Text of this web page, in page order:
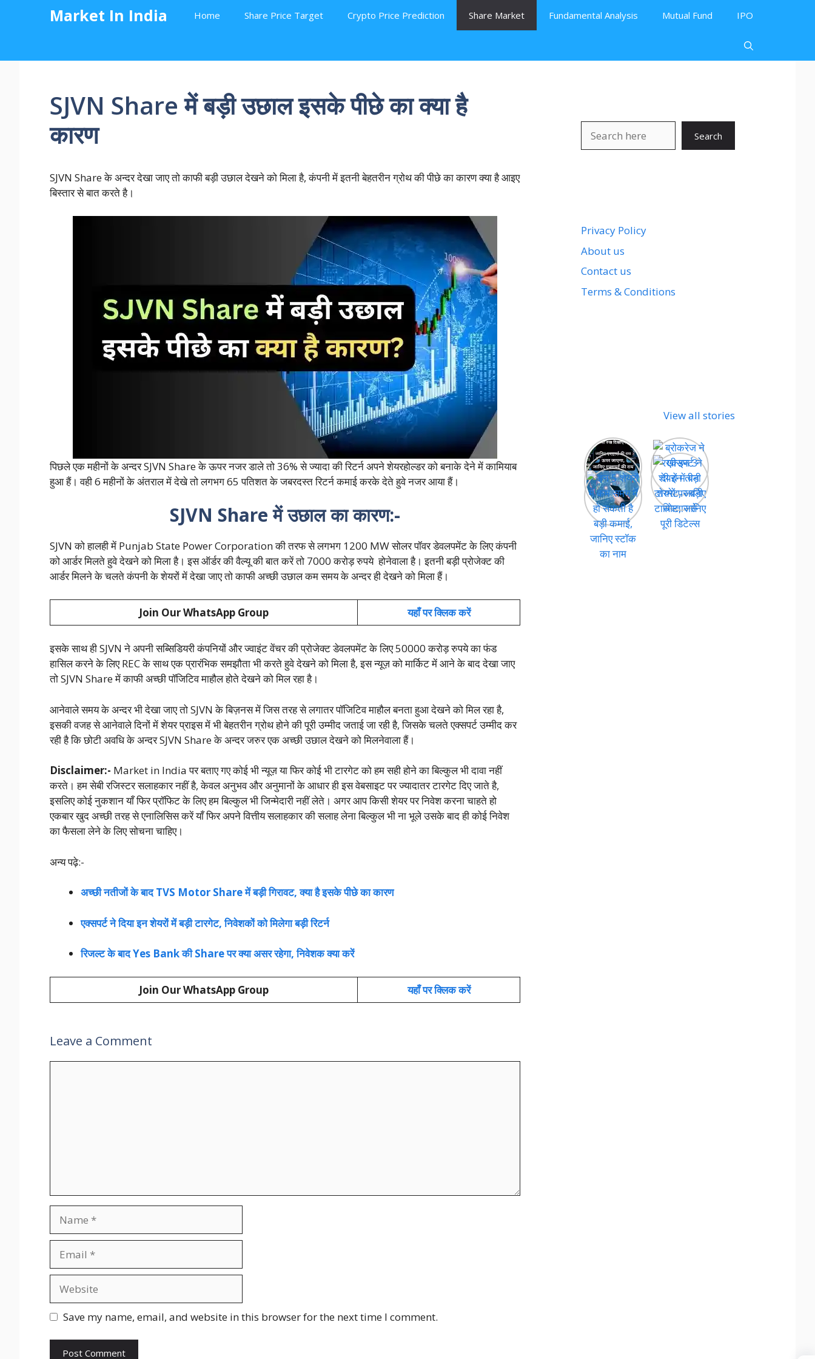
Market In India Home Share Price Target Crypto Price Prediction Share Market Fundamental Analysis Mutual Fund IPO
SJVN Share में बड़ी उछाल इसके पीछे का क्या है
कारण
SJVN Share के अन्दर देखा जाए तो काफी बड़ी उछाल देखने को मिला है, कंपनी में इतनी बेहतरीन ग्रोथ की पीछे का कारण क्या है आइए
बिस्तार से बात करते है।
पिछले एक महीनों के अन्दर SJVN Share के ऊपर नजर डाले तो 36% से ज्यादा की रिटर्न अपने शेयरहोल्डर को बनाके देने में कामियाब
हुआ हैं। वही 6 महीनों के अंतराल में देखे तो लगभग 65 पतिशत के जबरदस्त रिटर्न कमाई करके देते हुवे नजर आया हैं।
SJVN Share में उछाल का कारण:-
SJVN को हालही में Punjab State Power Corporation की तरफ से लगभग 1200 MW सोलर पॉवर डेवलपमेंट के लिए कंपनी
को आर्डर मिलते हुवे देखने को मिला है। इस ऑर्डर की वैल्यू की बात करें तो 7000 करोड़ रुपये होनेवाला है। इतनी बड़ी प्रोजेक्ट की
आर्डर मिलने के चलते कंपनी के शेयरों में देखा जाए तो काफी अच्छी उछाल कम समय के अन्दर ही देखने को मिला हैं।
Join Our WhatsApp Group यहाँ पर क्लिक करें
इसके साथ ही SJVN ने अपनी सब्सिडियरी कंपनियों और ज्वाइंट वेंचर की प्रोजेक्ट डेवलपमेंट के लिए 50000 करोड़ रुपये का फंड
हासिल करने के लिए REC के साथ एक प्रारंभिक समझौता भी करते हुवे देखने को मिला है, इस न्यूज़ को मार्किट में आने के बाद देखा जाए
तो SJVN Share में काफी अच्छी पॉजिटिव माहौल होते देखने को मिल रहा है।
आनेवाले समय के अन्दर भी देखा जाए तो SJVN के बिज़नस में जिस तरह से लगातर पॉजिटिव माहौल बनता हुआ देखने को मिल रहा है,
इसकी वजह से आनेवाले दिनों में शेयर प्राइस में भी बेहतरीन ग्रोथ होने की पूरी उम्मीद जताई जा रही है, जिसके चलते एक्सपर्ट उम्मीद कर
रही है कि छोटी अवधि के अन्दर SJVN Share के अन्दर जरुर एक अच्छी उछाल देखने को मिलनेवाला हैं।
Disclaimer:- Market in India पर बताए गए कोई भी न्यूज़ या फिर कोई भी टारगेट को हम सही होने का बिल्कुल भी दावा नहीं
करते। हम सेबी रजिस्टर सलाहकार नहीं है, केवल अनुभव और अनुमानों के आधार ही इस वेबसाइट पर ज्यादातर टारगेट दिए जाते है,
इसलिए कोई नुकशान याँ फिर प्रॉफिट के लिए हम बिल्कुल भी जिन्मेदारी नहीं लेते। अगर आप किसी शेयर पर निवेश करना चाहते हो
एकबार खुद अच्छी तरह से एनालिसिस करें याँ फिर अपने वित्तीय सलाहकार की सलाह लेना बिल्कुल भी ना भूले उसके बाद ही कोई निवेश
का फैसला लेने के लिए सोचना चाहिए।
अन्य पढ़े:-
अच्छी नतीजों के बाद TVS Motor Share में बड़ी गिरावट, क्या है इसके पीछे का कारण
एक्सपर्ट ने दिया इन शेयरों में बड़ी टारगेट, निवेशकों को मिलेगा बड़ी रिटर्न
रिजल्ट के बाद Yes Bank की Share पर क्या असर रहेगा, निवेशक क्या करें
Join Our WhatsApp Group यहाँ पर क्लिक करें
Leave a Comment
Save my name, email, and website in this browser for the next time I comment.
Search
Privacy Policy
About us
Contact us
Terms & Conditions
View all stories